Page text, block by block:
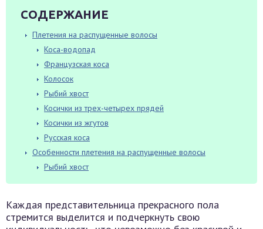
СОДЕРЖАНИЕ
Плетения на распущенные волосы
Коса-водопад
Французская коса
Колосок
Рыбий хвост
Косички из трех-четырех прядей
Косички из жгутов
Русская коса
Особенности плетения на распущенные волосы
Рыбий хвост
Каждая представительница прекрасного пола
стремится выделится и подчеркнуть свою